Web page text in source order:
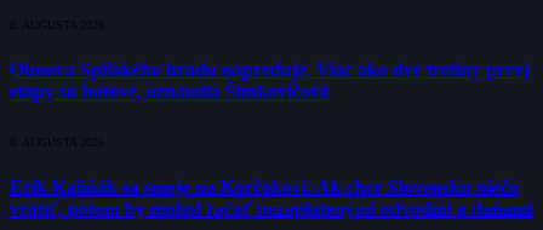
8. AUGUSTA 2026
Obnova Spišského hradu napreduje. Viac ako dve tretiny prvej
etapy sú hotové, oznámila Šimkovičová
8. AUGUSTA 2026
Erik Kaliňák sa smeje na Korčokovi: Ak chce Slovensku niečo
vrátiť, potom by mohol začať nezaplatenými odvodmi a daňami